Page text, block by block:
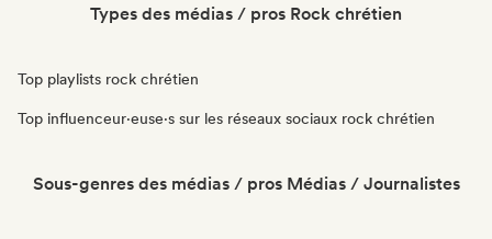
Types des médias / pros Rock chrétien
Top playlists rock chrétien
Top influenceur·euse·s sur les réseaux sociaux rock chrétien
Sous-genres des médias / pros Médias / Journalistes